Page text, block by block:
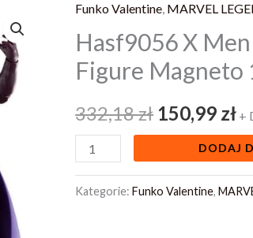
Funko Valentine, MARVEL
Hasf9056 X
Figure Magneto
332,18zł
Pierwotna
cena
wynosiła:
332,18 zł.
150,99 zł +
ilość
Hasf9056
X
Men
97
Marvel
Legends
Action
Figure
DODAJ
Kategorie:Funko Valentine,